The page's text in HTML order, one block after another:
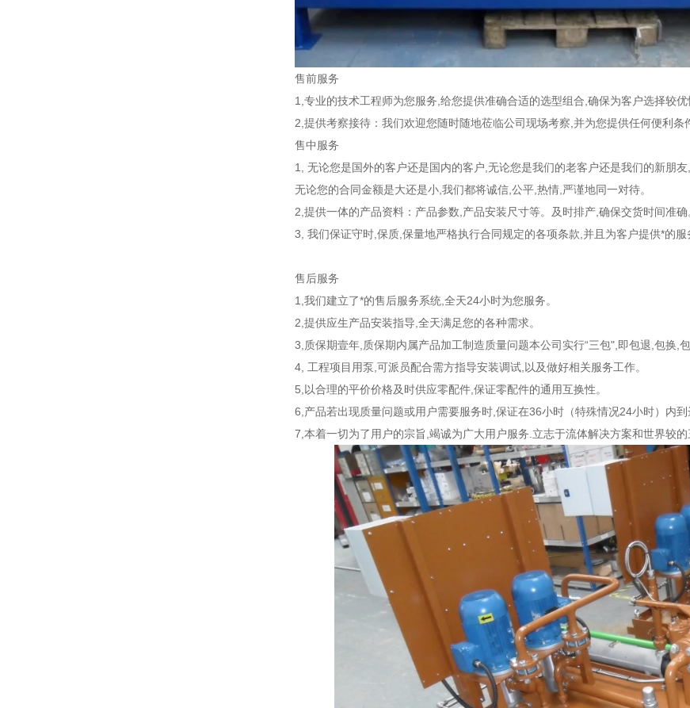
售前服务
1,专业的技术工程师为您服务,给您提供准确合适的选型组合,确保为客户选择较优
2,提供考察接待：我们欢迎您随时随地莅临公司现场考察,并为您提供任何便利条
售中服务
1, 无论您是国外的客户还是国内的客户,无论您是我们的老客户还是我们的新朋友,
无论您的合同金额是大还是小,我们都将诚信,公平,热情,严谨地同一对待。
2,提供一体的产品资料：产品参数,产品安装尺寸等。及时排产,确保交货时间准确
3, 我们保证守时,保质,保量地严格执行合同规定的各项条款,并且为客户提供*的服
售后服务
1,我们建立了*的售后服务系统,全天24小时为您服务。
2,提供应生产品安装指导,全天满足您的各种需求。
3,质保期壹年,质保期内属产品加工制造质量问题本公司实行“三包",即包退,包换,
4, 工程项目用泵,可派员配合需方指导安装调试,以及做好相关服务工作。
5,以合理的平价价格及时供应零配件,保证零配件的通用互换性。
6,产品若出现质量问题或用户需要服务时,保证在36小时（特殊情况24小时）内到
7,本着一切为了用户的宗旨,竭诚为广大用户服务.立志于流体解决方案和世界较的